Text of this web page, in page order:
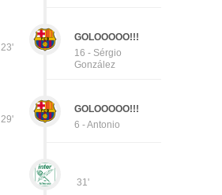
23'
GOLOOOOO!!!
16 - Sérgio
González
29'
GOLOOOOO!!!
6 - Antonio
31'